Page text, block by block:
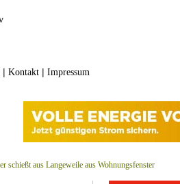
| Kontakt| Impressum
schießt aus Langeweile aus Wohnungsfenster